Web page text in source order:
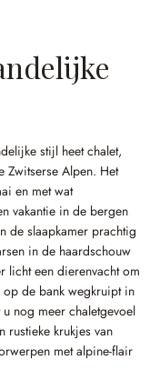
stijl heet chalet,
Alpen. Het
en met wat
vakantie in de bergen
de slaapkamer prachtig
in de haardschouw
licht een dierenvacht om
de bank wegkruipt in
nog meer chaletgevoel
rustieke krukjes van
met alpine-flair